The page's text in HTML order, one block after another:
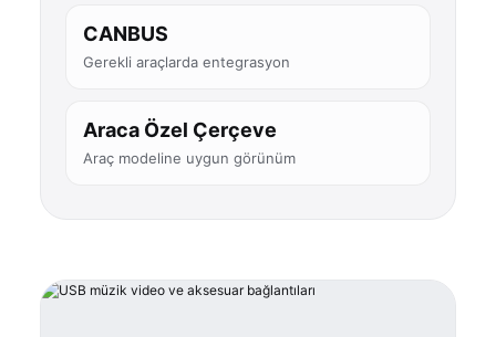
CANBUS
Gerekli araçlarda entegrasyon
Araca Özel Çerçeve
Araç modeline uygun görünüm